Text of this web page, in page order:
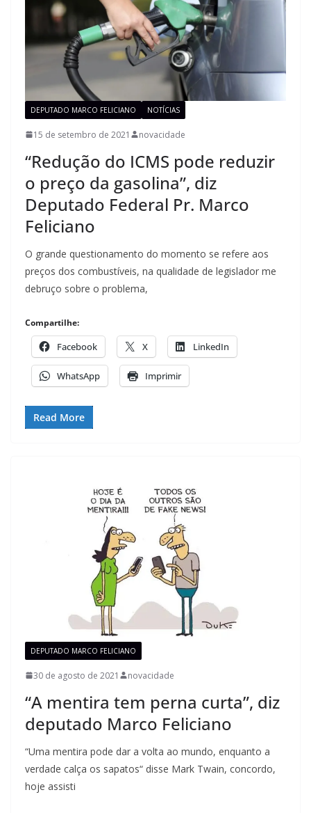
DEPUTADO MARCO FELICIANO NOTÍCIAS
15 de setembro de 2021 novacidade
“Redução do ICMS pode reduzir
o preço da gasolina”, diz
Deputado Federal Pr. Marco
Feliciano
O grande questionamento do momento se refere aos
preços dos combustíveis, na qualidade de legislador me
debruço sobre o problema,
Compartilhe:
Facebook X LinkedIn
WhatsApp Imprimir
Read More
DEPUTADO MARCO FELICIANO
30 de agosto de 2021 novacidade
“A mentira tem perna curta”, diz
deputado Marco Feliciano
“Uma mentira pode dar a volta ao mundo, enquanto a
verdade calça os sapatos“ disse Mark Twain, concordo,
hoje assisti